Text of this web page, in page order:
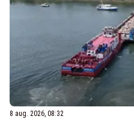
8 aug. 2026, 08:32